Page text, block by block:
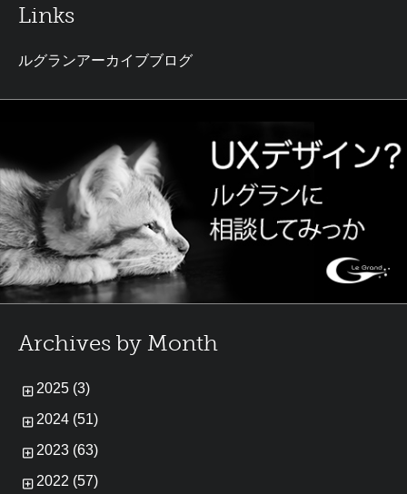
Links
ルグランアーカイブブログ
Archives by Month
2025 (3)
2024 (51)
2023 (63)
2022 (57)